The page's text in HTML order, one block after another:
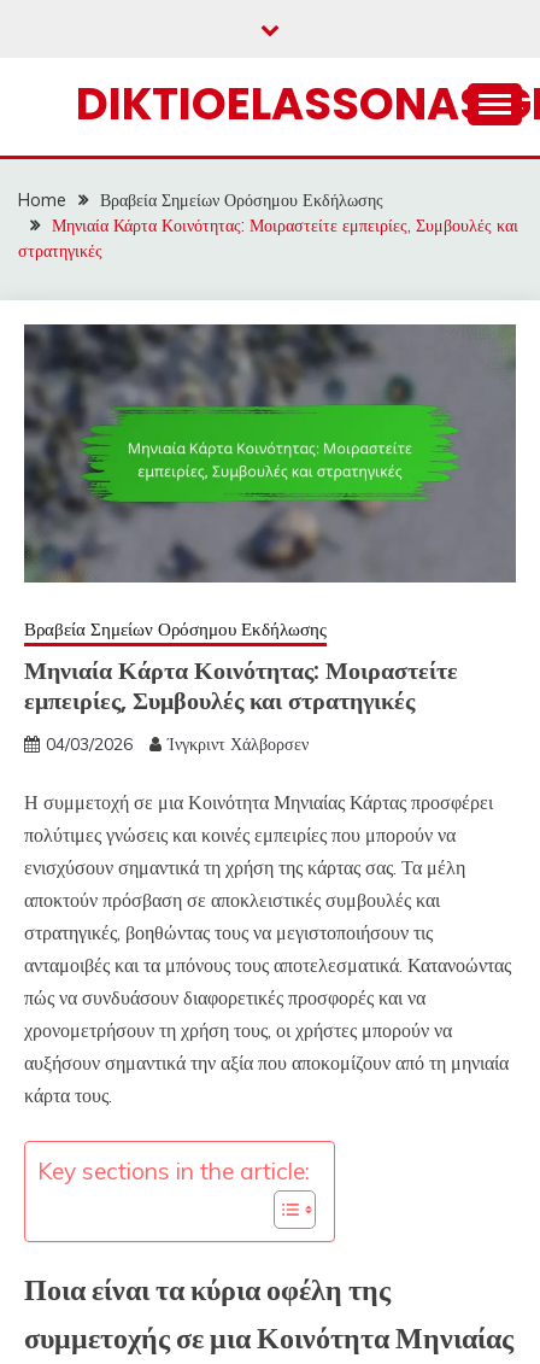
Home
Βραβεία Σημείων Ορόσημου Εκδήλωσης
Μηνιαία Κάρτα Κοινότητας: Μοιραστείτε εμπειρίες, Συμβουλές και
στρατηγικές
Βραβεία Σημείων Ορόσημου Εκδήλωσης
Μηνιαία Κάρτα Κοινότητας: Μοιραστείτε
εμπειρίες, Συμβουλές και στρατηγικές
04/03/2026 Ίνγκριντ Χάλβορσεν
Η συμμετοχή σε μια Κοινότητα Μηνιαίας Κάρτας προσφέρει
πολύτιμες γνώσεις και κοινές εμπειρίες που μπορούν να
ενισχύσουν σημαντικά τη χρήση της κάρτας σας. Τα μέλη
αποκτούν πρόσβαση σε αποκλειστικές συμβουλές και
στρατηγικές, βοηθώντας τους να μεγιστοποιήσουν τις
ανταμοιβές και τα μπόνους τους αποτελεσματικά. Κατανοώντας
πώς να συνδυάσουν διαφορετικές προσφορές και να
χρονομετρήσουν τη χρήση τους, οι χρήστες μπορούν να
αυξήσουν σημαντικά την αξία που αποκομίζουν από τη μηνιαία
κάρτα τους.
Key sections in the article:
Ποια είναι τα κύρια οφέλη της
συμμετοχής σε μια Κοινότητα Μηνιαίας